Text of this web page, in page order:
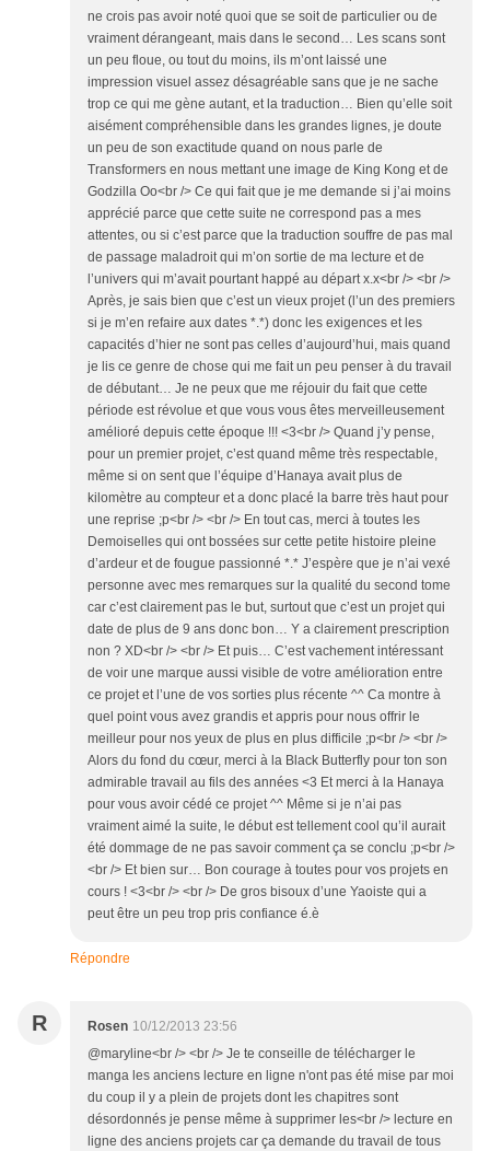
ne crois pas avoir noté quoi que se soit de particulier ou de
vraiment dérangeant, mais dans le second… Les scans sont
un peu floue, ou tout du moins, ils m’ont laissé une
impression visuel assez désagréable sans que je ne sache
trop ce qui me gène autant, et la traduction… Bien qu’elle soit
aisément compréhensible dans les grandes lignes, je doute
un peu de son exactitude quand on nous parle de
Transformers en nous mettant une image de King Kong et de
Godzilla Oo<br /> Ce qui fait que je me demande si j’ai moins
apprécié parce que cette suite ne correspond pas a mes
attentes, ou si c’est parce que la traduction souffre de pas mal
de passage maladroit qui m’on sortie de ma lecture et de
l’univers qui m’avait pourtant happé au départ x.x<br /> <br />
Après, je sais bien que c’est un vieux projet (l’un des premiers
si je m’en refaire aux dates *.*) donc les exigences et les
capacités d’hier ne sont pas celles d’aujourd’hui, mais quand
je lis ce genre de chose qui me fait un peu penser à du travail
de débutant… Je ne peux que me réjouir du fait que cette
période est révolue et que vous vous êtes merveilleusement
amélioré depuis cette époque !!! <3<br /> Quand j’y pense,
pour un premier projet, c’est quand même très respectable,
même si on sent que l’équipe d’Hanaya avait plus de
kilomètre au compteur et a donc placé la barre très haut pour
une reprise ;p<br /> <br /> En tout cas, merci à toutes les
Demoiselles qui ont bossées sur cette petite histoire pleine
d’ardeur et de fougue passionné *.* J’espère que je n’ai vexé
personne avec mes remarques sur la qualité du second tome
car c’est clairement pas le but, surtout que c’est un projet qui
date de plus de 9 ans donc bon… Y a clairement prescription
non ? XD<br /> <br /> Et puis… C’est vachement intéressant
de voir une marque aussi visible de votre amélioration entre
ce projet et l’une de vos sorties plus récente ^^ Ca montre à
quel point vous avez grandis et appris pour nous offrir le
meilleur pour nos yeux de plus en plus difficile ;p<br /> <br />
Alors du fond du cœur, merci à la Black Butterfly pour ton son
admirable travail au fils des années <3 Et merci à la Hanaya
pour vous avoir cédé ce projet ^^ Même si je n’ai pas
vraiment aimé la suite, le début est tellement cool qu’il aurait
été dommage de ne pas savoir comment ça se conclu ;p<br />
<br /> Et bien sur… Bon courage à toutes pour vos projets en
cours ! <3<br /> <br /> De gros bisoux d’une Yaoiste qui a
peut être un peu trop pris confiance é.è
Répondre
R Rosen 10/12/2013 23:56
@maryline<br /> <br /> Je te conseille de télécharger le
manga les anciens lecture en ligne n'ont pas été mise par moi
du coup il y a plein de projets dont les chapitres sont
désordonnés je pense même à supprimer les<br /> lecture en
ligne des anciens projets car ça demande du travail de tous